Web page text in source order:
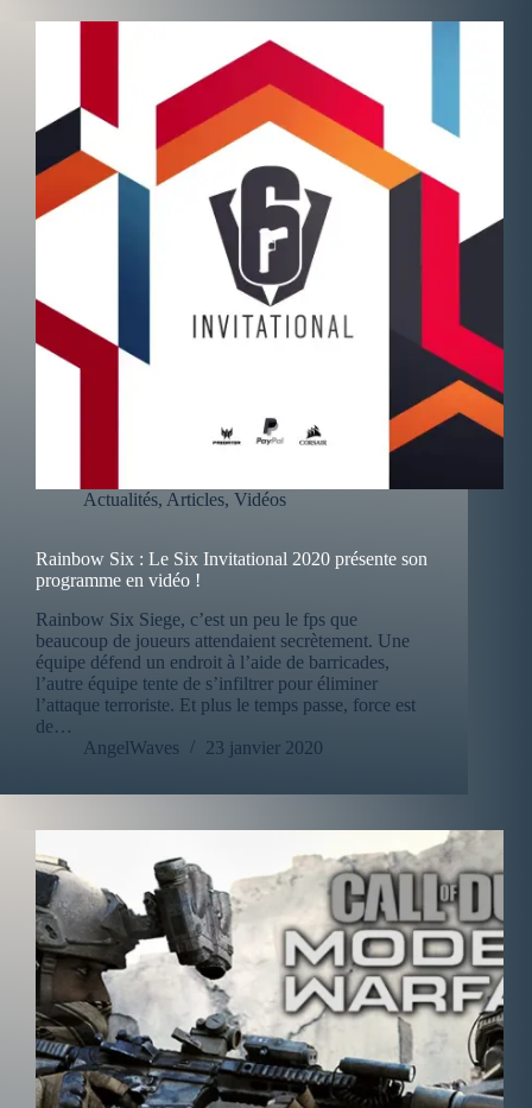
Actualités, Articles, Vidéos
Rainbow Six : Le Six Invitational 2020 présente son
programme en vidéo !
Rainbow Six Siege, c’est un peu le fps que
beaucoup de joueurs attendaient secrètement. Une
équipe défend un endroit à l’aide de barricades,
l’autre équipe tente de s’infiltrer pour éliminer
l’attaque terroriste. Et plus le temps passe, force est
de…
AngelWaves
23 janvier 2020